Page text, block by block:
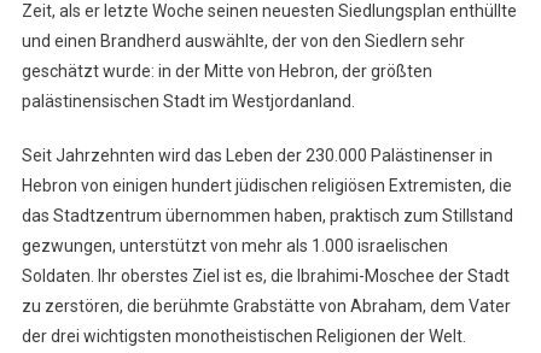
Zeit, als er letzte Woche seinen neuesten Siedlungsplan enthüllte
und einen Brandherd auswählte, der von den Siedlern sehr
geschätzt wurde: in der Mitte von Hebron, der größten
palästinensischen Stadt im Westjordanland.
Seit Jahrzehnten wird das Leben der 230.000 Palästinenser in
Hebron von einigen hundert jüdischen religiösen Extremisten, die
das Stadtzentrum übernommen haben, praktisch zum Stillstand
gezwungen, unterstützt von mehr als 1.000 israelischen
Soldaten. Ihr oberstes Ziel ist es, die Ibrahimi-Moschee der Stadt
zu zerstören, die berühmte Grabstätte von Abraham, dem Vater
der drei wichtigsten monotheistischen Religionen der Welt.